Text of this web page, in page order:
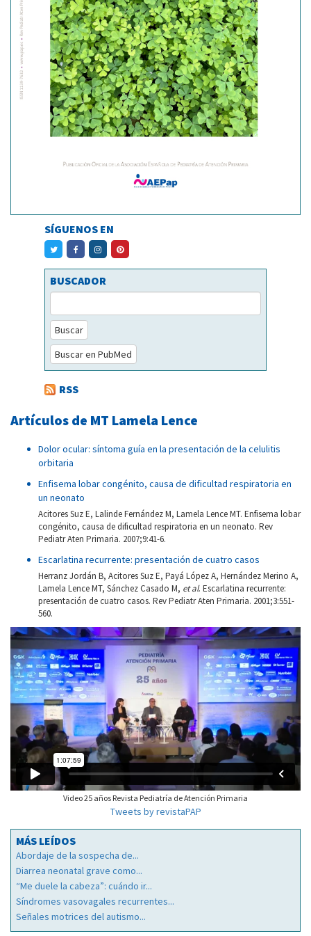
SÍGUENOS EN
BUSCADOR
Buscar
Buscar en PubMed
RSS
Artículos de MT Lamela Lence
Dolor ocular: síntoma guía en la presentación de la celulitis
orbitaria
Enfisema lobar congénito, causa de dificultad respiratoria en
un neonato
Acitores Suz E, Lalinde Fernández M, Lamela Lence MT. Enfisema lobar
congénito, causa de dificultad respiratoria en un neonato. Rev
Pediatr Aten Primaria. 2007;9:41-6.
Escarlatina recurrente: presentación de cuatro casos
Herranz Jordán B, Acitores Suz E, Payá López A, Hernández Merino A,
Lamela Lence MT, Sánchez Casado M, et al. Escarlatina recurrente:
presentación de cuatro casos. Rev Pediatr Aten Primaria. 2001;3:551-
560.
Video 25 años Revista Pediatría de Atención Primaria
Tweets by revistaPAP
MÁS LEÍDOS
Abordaje de la sospecha de...
Diarrea neonatal grave como...
“Me duele la cabeza”: cuándo ir...
Síndromes vasovagales recurrentes...
Señales motrices del autismo...